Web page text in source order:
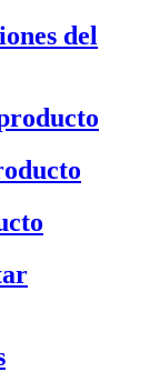
del